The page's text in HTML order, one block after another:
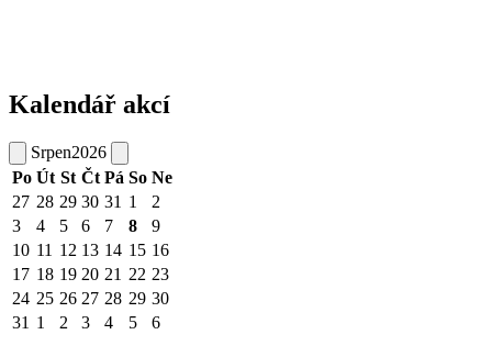
Kalendář akcí
Srpen2026
Po Út St Čt Pá So Ne
27 28 29 30 31 1
2
3
4 5 6 7 8
9
10 11 12 13 14 15 16
17 18 19 20 21 22 23
24 25 26 27 28 29 30
31 1 2 3 4 5 6